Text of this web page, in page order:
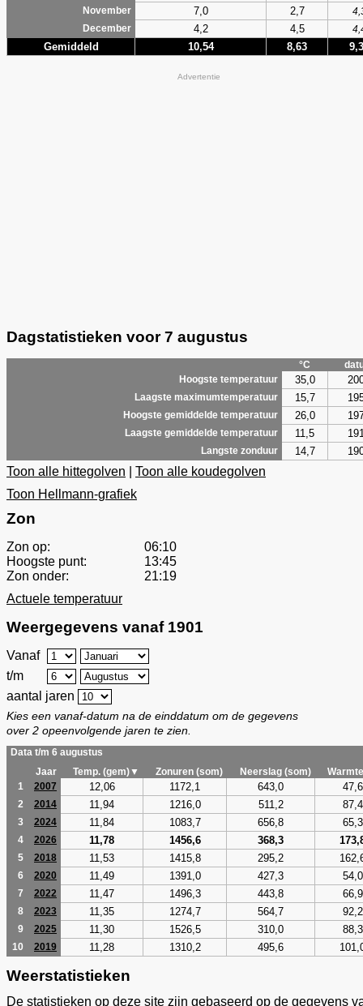
November
7,0 2,7
December
4,2 4,5
Gemiddeld 10,54 8,63
Advertentie
Dagstatistieken voor 7 augustus
°C
Hoogste temperatuur
35,0
Laagste maximumtemperatuur 15,7
Hoogste gemiddelde temperatuur 26,0
Laagste gemiddelde temperatuur 11,5
Langste zonduur 14,7
Toon alle hittegolven
Toon alle koudegolven
Toon Hellmann-grafiek
Zon
Zon op:
06:10
Hoogste punt:
13:45
Zon onder:
21:19
Actuele temperatuur
Weergegevens vanaf 1901
Vanaf
t/m
aantal jaren
Kies een vanaf-datum na de einddatum om de gegevens
over 2 opeenvolgende jaren te zien.
Data t/m 6 augustus
Jaar
Temp. (gem)▼ Zonuren (som) Neerslag (som)
1
2007 12,06 1172,1 643,0 47,6
2 2014 11,94 1216,0 511,2 87,4
3 2024 11,84 1083,7 656,8 65,3
4 2026 11,78 1456,6 368,3
5 2018 11,53 1415,8 295,2
6 2020 11,49 1391,0 427,3 54,0
7 2022 11,47 1496,3 443,8 66,9
8 2023 11,35 1274,7 564,7 92,2
9 2025 11,30 1526,5 310,0 88,3
10 2019 11,28 1310,2 495,6
Weerstatistieken
De statistieken op deze site zijn gebaseerd op de gegevens